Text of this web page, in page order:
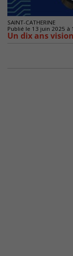
SAINT-CATHERINE
Publié le 13 juin 2025 à
Un dix ans